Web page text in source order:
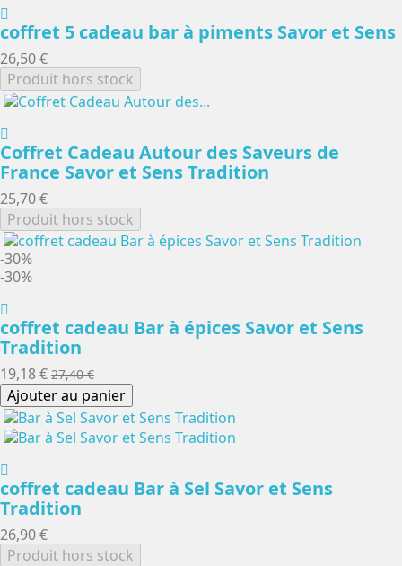
coffret 5 cadeau bar à piments Savor et Sens
26,50 €
Produit hors stock
Coffret Cadeau Autour des Saveurs de
France Savor et Sens Tradition
25,70 €
Produit hors stock
-30%
-30%
coffret cadeau Bar à épices Savor et Sens
Tradition
19,18 € 27,40 €
Ajouter au panier
coffret cadeau Bar à Sel Savor et Sens
Tradition
26,90 €
Produit hors stock